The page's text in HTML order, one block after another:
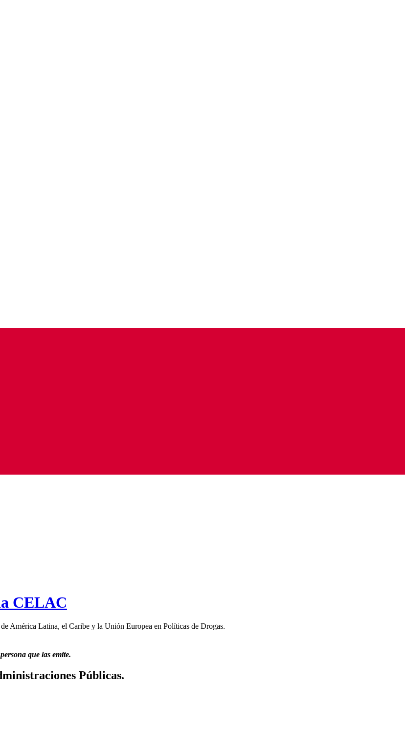
CELAC
América Latina, el Caribe y la Unión Europea en Políticas de Drogas.
que las emite.
Públicas.